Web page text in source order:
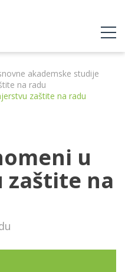
akademske studije
na radu
zaštite na radu
u
zaštite na